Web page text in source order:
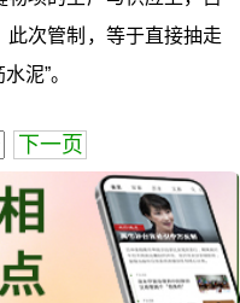
次管制，等于直接抽走
泥”。
下一页